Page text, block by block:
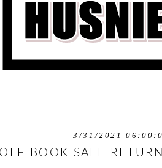
3/31/2021
BOOK SALE